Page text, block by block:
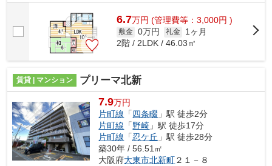
6.7万円 (管理費等：3,000円 )
敷金 0万円 礼金
1ヶ月
2階 / 2LDK / 46.03㎡
賃貸 | マンション プリーマ北新
7.9万円
片町線 「四条畷 」駅 徒歩2分
片町線 「野崎 」駅 徒歩17分
片町線 「忍ケ丘 」駅 徒歩28分
築30年 / 56.51㎡
大阪府大東市北新町２１－８